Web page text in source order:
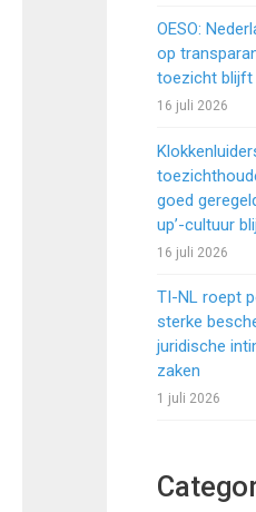
OESO:
op
toezicht blijft
16 juli 2026
goed
up’-cultuur
16 juli 2026
TI-NL roept
sterke
juridische
zaken
1 juli 2026